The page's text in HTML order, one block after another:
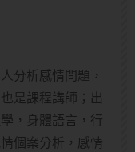
分析感情問題，
是課程講師；出
，身體語言，行
個案分析，感情